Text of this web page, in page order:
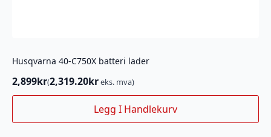
Husqvarna 40-C750X batteri lader
2,899kr(2,319.20kreks. mva)
Legg I Handlekurv